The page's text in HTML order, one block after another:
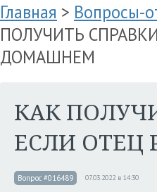
Главная > Вопросы-
ПОЛУЧИТЬ
ДОМАШНЕМ
КАК
ЕСЛИ
Вопрос #016489 07.03.2022 в 14:30